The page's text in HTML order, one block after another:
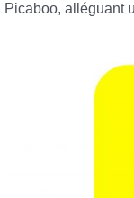
Picaboo, alléguant